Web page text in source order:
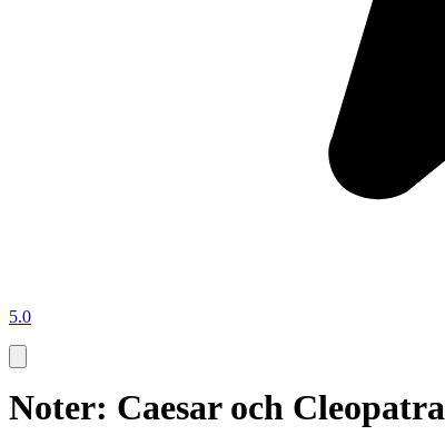
5.0
Noter: Caesar och Cleopatra